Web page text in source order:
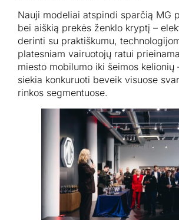
Nauji modeliai atspindi sparčią MG
bei aiškią prekės ženklo kryptį –
derinti su praktiškumu,
platesniam vairuotojų ratui
miesto mobilumo iki šeimos kelionių
siekia konkuruoti beveik visuose
rinkos segmentuose.